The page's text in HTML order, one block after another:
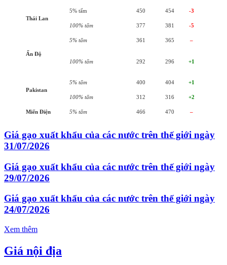
Thái Lan
5% tấm 450 454 -3
100% tấm 377 381 -5
Ấn Độ
5% tấm 361 365 –
100% tấm 292 296 +1
Pakistan
5% tấm 400 404 +1
100% tấm 312 316 +2
Miến Điện 5% tấm 466 470 –
Giá gạo xuất khẩu của các nước trên thế giới ngày
31/07/2026
Giá gạo xuất khẩu của các nước trên thế giới ngày
29/07/2026
Giá gạo xuất khẩu của các nước trên thế giới ngày
24/07/2026
Xem thêm
Giá nội địa